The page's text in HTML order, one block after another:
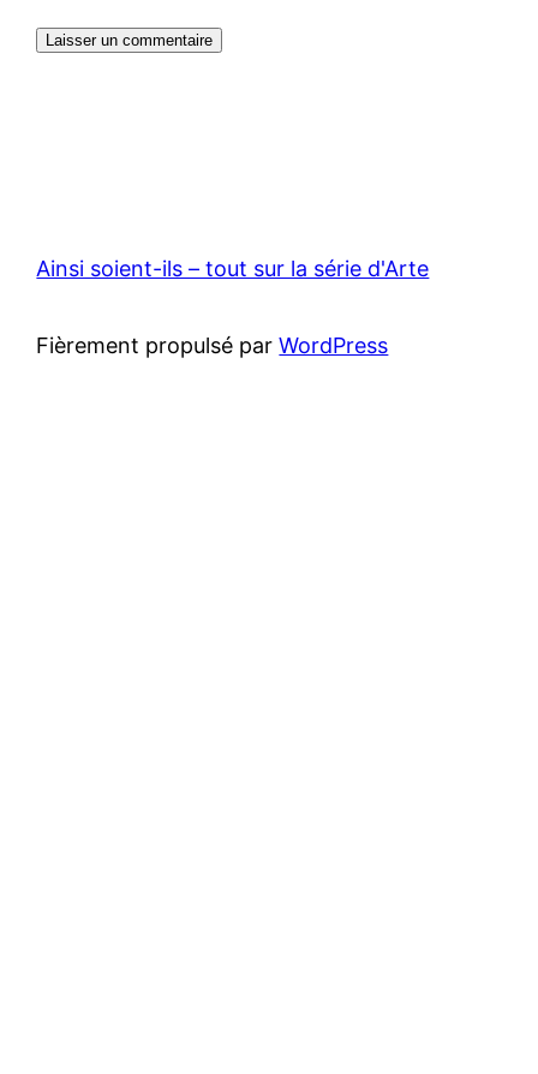
Ainsi soient-ils – tout sur la série d'Arte
Fièrement propulsé parWordPress